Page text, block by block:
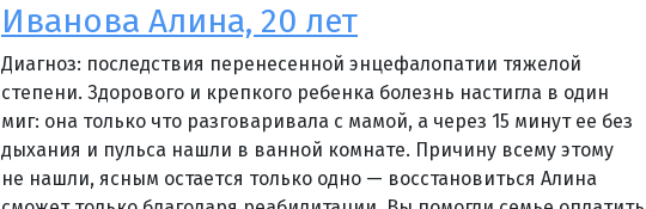
Иванова Алина, 20 лет
Диагноз: последствия перенесенной энцефалопатии тяжелой
степени. Здорового и крепкого ребенка болезнь настигла в один
миг: она только что разговаривала с мамой, а через 15 минут ее без
дыхания и пульса нашли в ванной комнате. Причину всему этому
не нашли, ясным остается только одно — восстановиться Алина